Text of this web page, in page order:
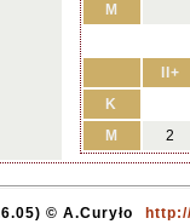
M
II+
K
M
2
© A.Curyło